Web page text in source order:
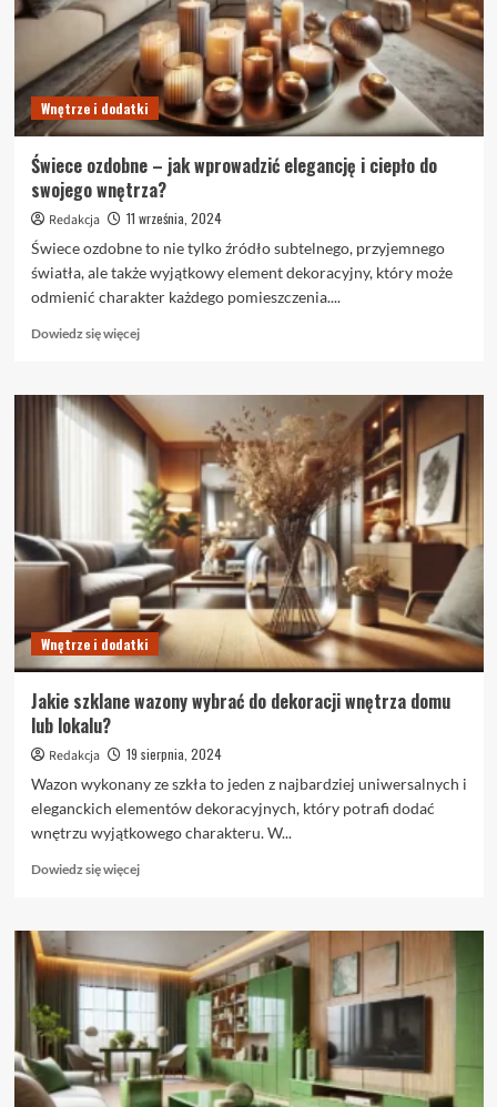
–
jak
wybrać
te
idealne
do
domowego
Wnętrze i dodatki
Świece ozdobne – jak wprowadzić elegancję i ciepło do
swojego wnętrza?
Redakcja
11 września, 2024
Świece ozdobne to nie tylko źródło subtelnego, przyjemnego
światła, ale także wyjątkowy element dekoracyjny, który może
odmienić charakter każdego pomieszczenia....
Dowiedz się więcejDowiedz
o
Świece
ozdobne
–
jak
wprowadzić
elegancję
i
ciepło
do
swojego
wnętrza?
Wnętrze i dodatki
Jakie szklane wazony wybrać do dekoracji wnętrza domu
lub lokalu?
Redakcja
19 sierpnia, 2024
Wazon wykonany ze szkła to jeden z najbardziej uniwersalnych i
eleganckich elementów dekoracyjnych, który potrafi dodać
wnętrzu wyjątkowego charakteru. W...
Dowiedz się więcejDowiedz
o
szklane
wazony
wybrać
do
dekoracji
wnętrza
domu